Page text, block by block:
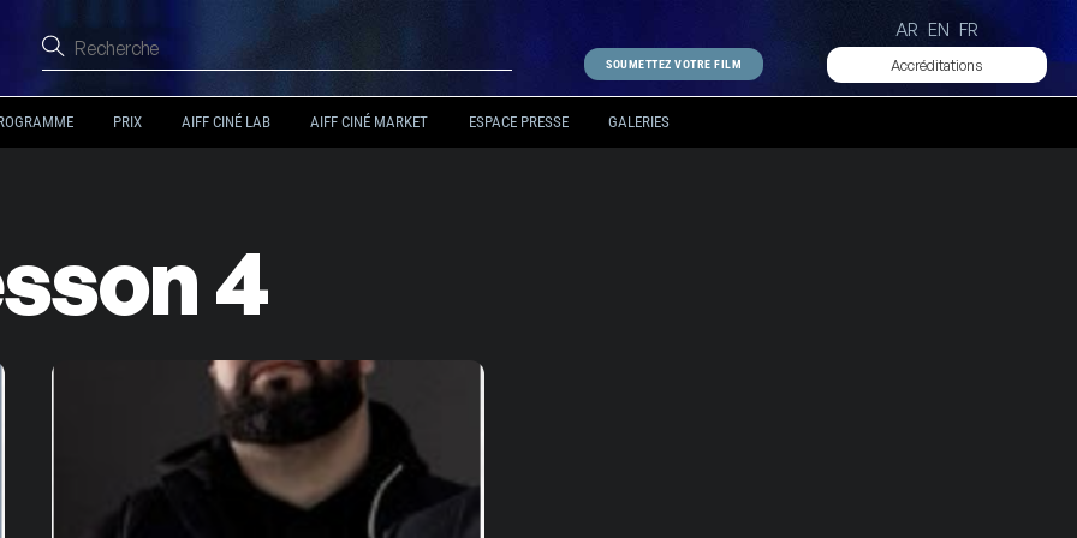
AR EN FR
SOUMETTEZ VOTRE FILM Accréditations
PRIX AIFF CINÉ LAB AIFF CINÉ MARKET ESPACE PRESSE GALERIES
4